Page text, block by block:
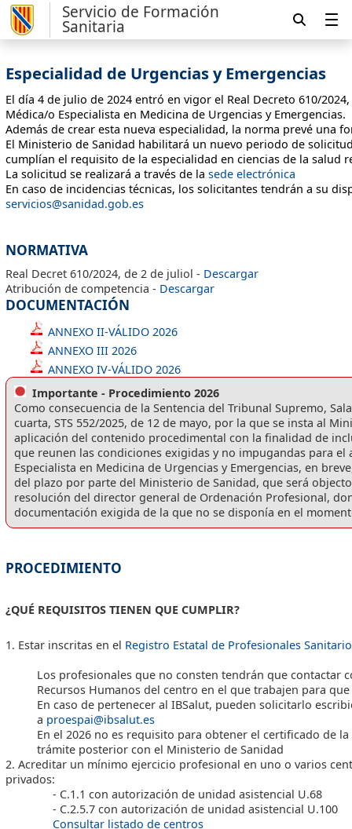
Servicio de Formación
Sanitaria
Especialidad de Urgencias y Emergencias
El día 4 de julio de 2024 entró en vigor el Real Decreto 610/
Médica/o Especialista en Medicina de Urgencias y Emergencias.
Además de crear esta nueva especialidad, la norma prevé una
El Ministerio de Sanidad habilitará un nuevo periodo de
cumplían el requisito de la especialidad en ciencias de la salud
La solicitud se realizará a través de lasede electrónica
En caso de incidencias técnicas, los solicitantes tendrán a su
servicios@sanidad.gob.es
NORMATIVA
Real Decret 610/2024, de 2 de juliol - Descargar
Atribución de competencia - Descargar
DOCUMENTACIÓN
ANNEXO II-VÁLIDO 2026
ANNEXO III 2026
ANNEXO IV-VÁLIDO 2026
Importante - Procedimiento 2026
Como consecuencia de la Sentencia del Tribunal Supremo,
cuarta, STS 552/2025, de 12 de mayo, por la que se insta al
aplicación del contenido procedimental con la finalidad de
que reunen las condiciones exigidas y no impugandas para
Especialista en Medicina de Urgencias y Emergencias, en
del plazo por parte del Ministerio de Sanidad, que será
resolución del director general de Ordenación Profesional,
documentación exigida de la que no se disponía en el
PROCEDIMIENTO
¿QUÉ REQUISITOS TIENEN QUE CUMPLIR?
1. Estar inscritas en el Registro Estatal de Profesionales
Los profesionales que no consten tendrán que contactar
Recursos Humanos del centro en el que trabajen para
En caso de pertenecer al IBSalut, pueden solicitarlo
a proespai@ibsalut.es
En el 2026 no es requisito para obtener el certificado de
trámite posterior con el Ministerio de Sanidad
2. Acreditar un mínimo ejercicio profesional en uno o varios
privados:
- C.1.1 con autorización de unidad asistencial U.68
- C.2.5.7 con autorización de unidad asistencial U.100
Consultar listado de centros